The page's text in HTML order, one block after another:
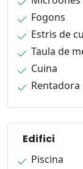
Fogons
Estris de
Taula de
Cuina
Rentadora
Edifici
Piscina